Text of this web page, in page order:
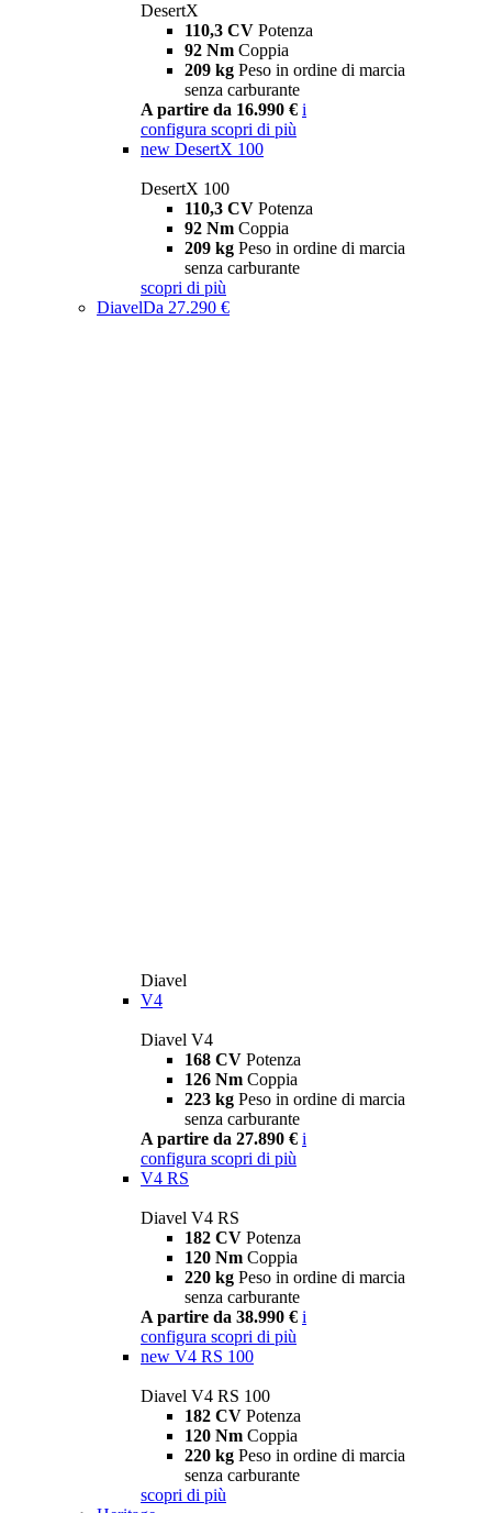
DesertX
110,3 CV Potenza
92 Nm Coppia
209 kg Peso in ordine di marcia
senza carburante
A partire da 16.990 € i
configura scopri di più
new DesertX 100
DesertX 100
110,3 CV Potenza
92 Nm Coppia
209 kg Peso in ordine di marcia
senza carburante
scopri di più
DiavelDa 27.290 €
Diavel
V4
Diavel V4
168 CV Potenza
126 Nm Coppia
223 kg Peso in ordine di marcia
senza carburante
A partire da 27.890 € i
configura scopri di più
V4 RS
Diavel V4 RS
182 CV Potenza
120 Nm Coppia
220 kg Peso in ordine di marcia
senza carburante
A partire da 38.990 € i
configura scopri di più
new V4 RS 100
Diavel V4 RS 100
182 CV Potenza
120 Nm Coppia
220 kg Peso in ordine di marcia
senza carburante
scopri di più